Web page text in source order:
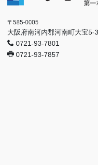
〒585-0005
大阪府南河内郡河南町大宝5-
0721-93-7801
0721-93-7857